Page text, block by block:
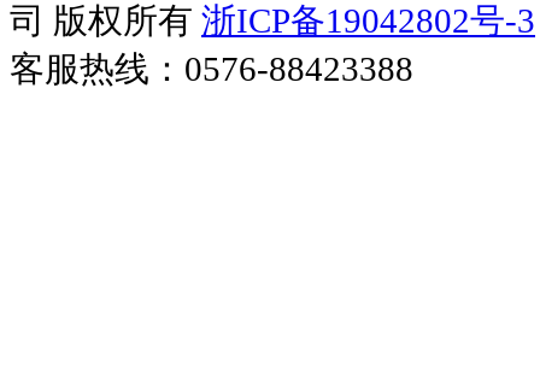
司 版权所有 浙ICP备19042802号-3
客服热线：0576-88423388